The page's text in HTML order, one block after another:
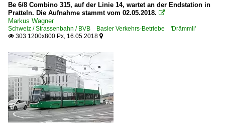
Be 6/8 Combino 315, auf der Linie 14, wartet an der Endstation in
Pratteln. Die Aufnahme stammt vom 02.05.2018. 
Markus Wagner
Schweiz / Strassenbahn / BVB Basler Verkehrs-Betriebe 'Drämmli'
 303 1200x800 Px, 16.05.2018 